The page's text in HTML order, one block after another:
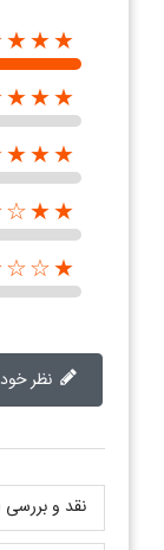
نقد و بررسی‌‌